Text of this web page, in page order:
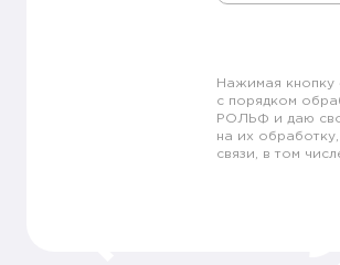
Нажимая кнопку
с порядком
РОЛЬФ и даю
на их
связи, в том